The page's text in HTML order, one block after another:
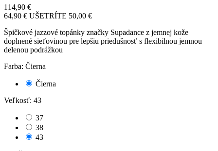
114,90 €
64,90 € UŠETRÍTE 50,00 €
Špičkové jazzové topánky značky Supadance z jemnej kože
doplnené sieťovinou pre lepšiu priedušnosť s flexibilnou jemnou
delenou podrážkou
Farba: Čierna
Čierna
Veľkosť: 43
37
38
43